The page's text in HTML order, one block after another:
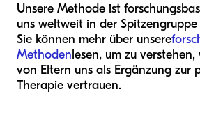
Unsere Methode ist
uns weltweit in der
Sie können mehr über unsere
Methodenlesen, um zu verstehen,
von Eltern uns als Ergänzung zur
Therapie vertrauen.